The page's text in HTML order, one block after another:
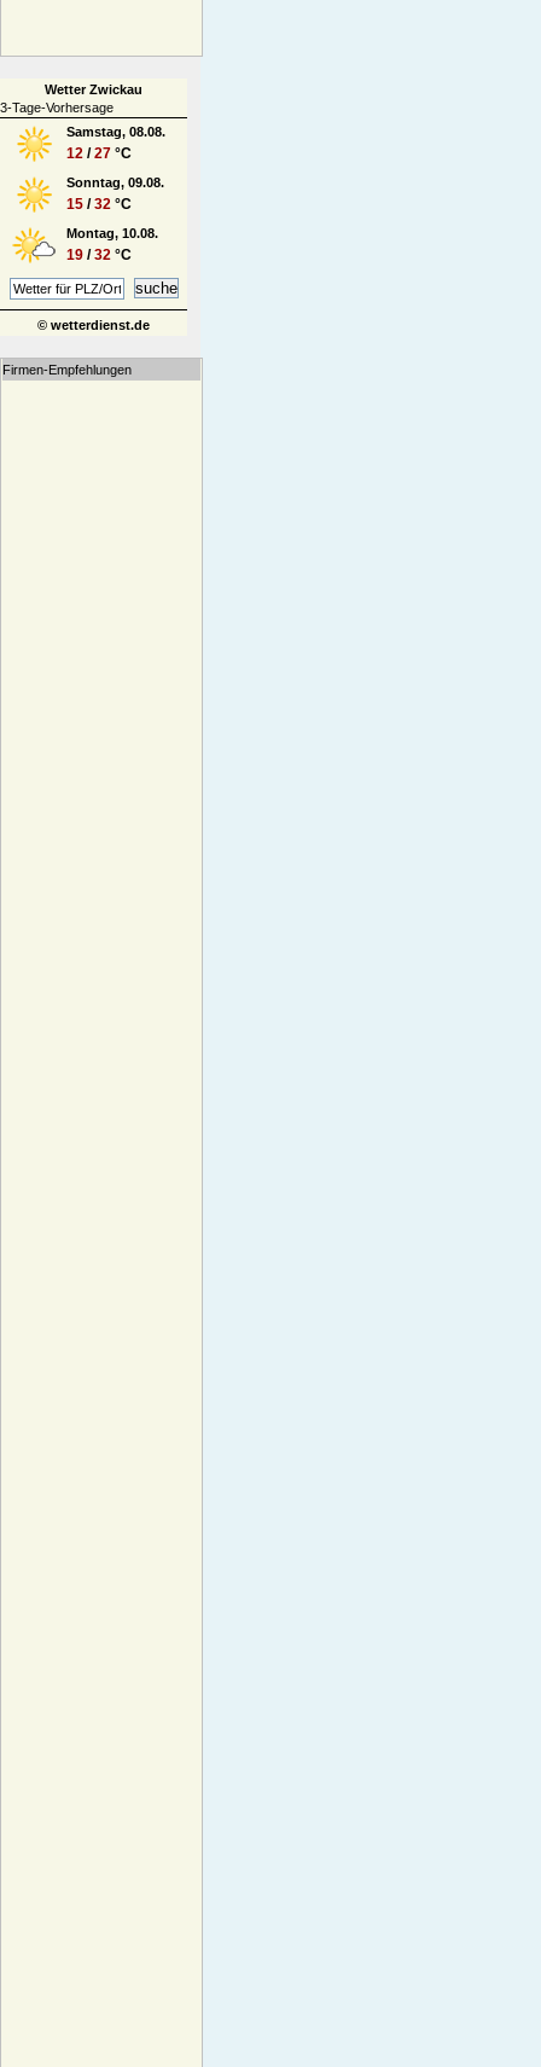
Wetter Zwickau
3-Tage-Vorhersage
Samstag, 08.08.
12 /27 °C
Sonntag, 09.08.
15 /32 °C
Montag, 10.08.
19 /32 °C
© wetterdienst.de
Firmen-Empfehlungen